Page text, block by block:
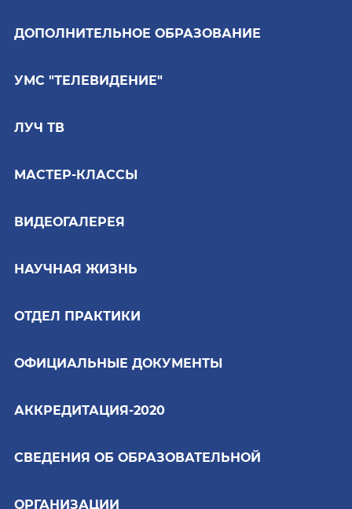
ДОПОЛНИТЕЛЬНОЕ ОБРАЗОВАНИЕ
УМС "ТЕЛЕВИДЕНИЕ"
ЛУЧ ТВ
МАСТЕР-КЛАССЫ
ВИДЕОГАЛЕРЕЯ
НАУЧНАЯ ЖИЗНЬ
ОТДЕЛ ПРАКТИКИ
ОФИЦИАЛЬНЫЕ ДОКУМЕНТЫ
АККРЕДИТАЦИЯ-2020
СВЕДЕНИЯ ОБ ОБРАЗОВАТЕЛЬНОЙ
ОРГАНИЗАЦИИ